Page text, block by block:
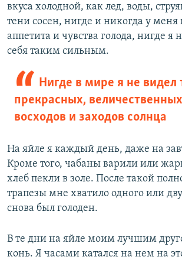
вкуса холодной, как лед, воды,
тени сосен, нигде и никогда у меня
аппетита и чувства голода, нигде я
себя таким сильным.
Нигде в мире я не видел
прекрасных,
восходов и заходов солнца
На яйле я каждый день, даже на
Кроме того, чабаны варили или
хлеб пекли в золе. После такой
трапезы мне хватило одного или
снова был голоден.
В те дни на яйле моим лучшим
конь. Я часами катался на нем на